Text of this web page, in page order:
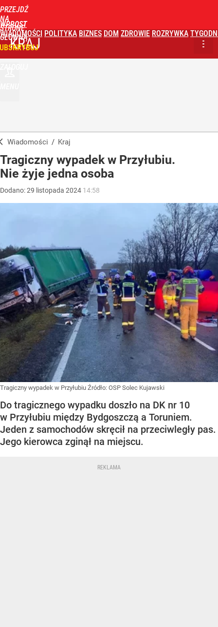
PRZEJDŹ
NA
STRONĘ
GŁÓWNĄ
WPROST
WIADOMOŚCI POLITYKA BIZNES DOM ZDROWIE ROZRYWKA
KRAJ
Wiadomości / Kraj
Tragiczny wypadek w Przyłubiu.
Nie żyje jedna osoba
Dodano:29 listopada 2024 14:58
Tragiczny wypadek w Przyłubiu Źródło: OSP Solec Kujawski
Do tragicznego wypadku doszło na DK nr 10
w Przyłubiu między Bydgoszczą a Toruniem.
Jeden z samochodów skręcił na przeciwległy pas.
Jego kierowca zginął na miejscu.